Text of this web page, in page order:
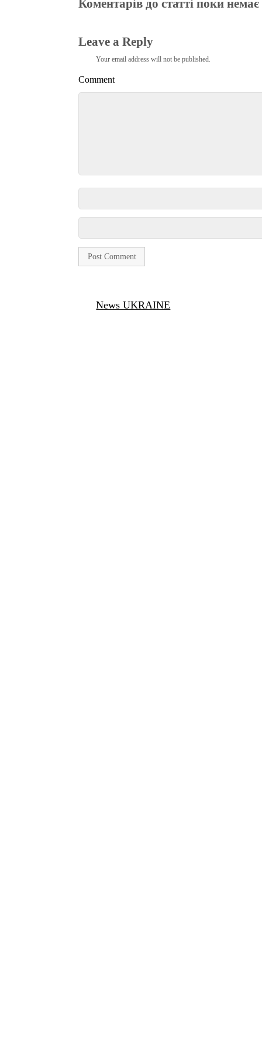
Коментарів до статті поки немає
Leave a Reply
Your email address will not be published.
Comment
News UKRAINE